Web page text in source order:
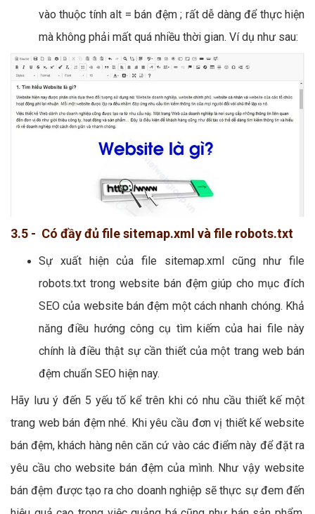
vào thuộc tính alt = bán đệm ; rất dễ dàng để thực hiện
mà không phải mất quá nhiều thời gian. Ví dụ như sau:
3.5 - Có đầy đủ file sitemap.xml và file robots.txt
Sự xuất hiện của file sitemap.xml cũng như file
robots.txt trong website bán đệm giúp cho mục đích
SEO của website bán đệm một cách nhanh chóng. Khả
năng điều hướng công cụ tìm kiếm của hai file này
chính là điều thật sự cần thiết của một trang web bán
đệm chuẩn SEO hiện nay.
Hãy lưu ý đến 5 yếu tố kể trên khi có nhu cầu thiết kế một
trang web bán đệm nhé. Khi yêu cầu đơn vị thiết kế website
bán đệm, khách hàng nên căn cứ vào các điểm này để đặt ra
yêu cầu cho website bán đệm của mình. Như vậy website
bán đệm được tạo ra cho doanh nghiệp sẽ thực sự đem đến